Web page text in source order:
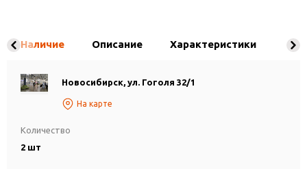
Наличие Описание Характеристики
Новосибирск, ул. Гоголя 32/1
На карте
Количество
2 шт